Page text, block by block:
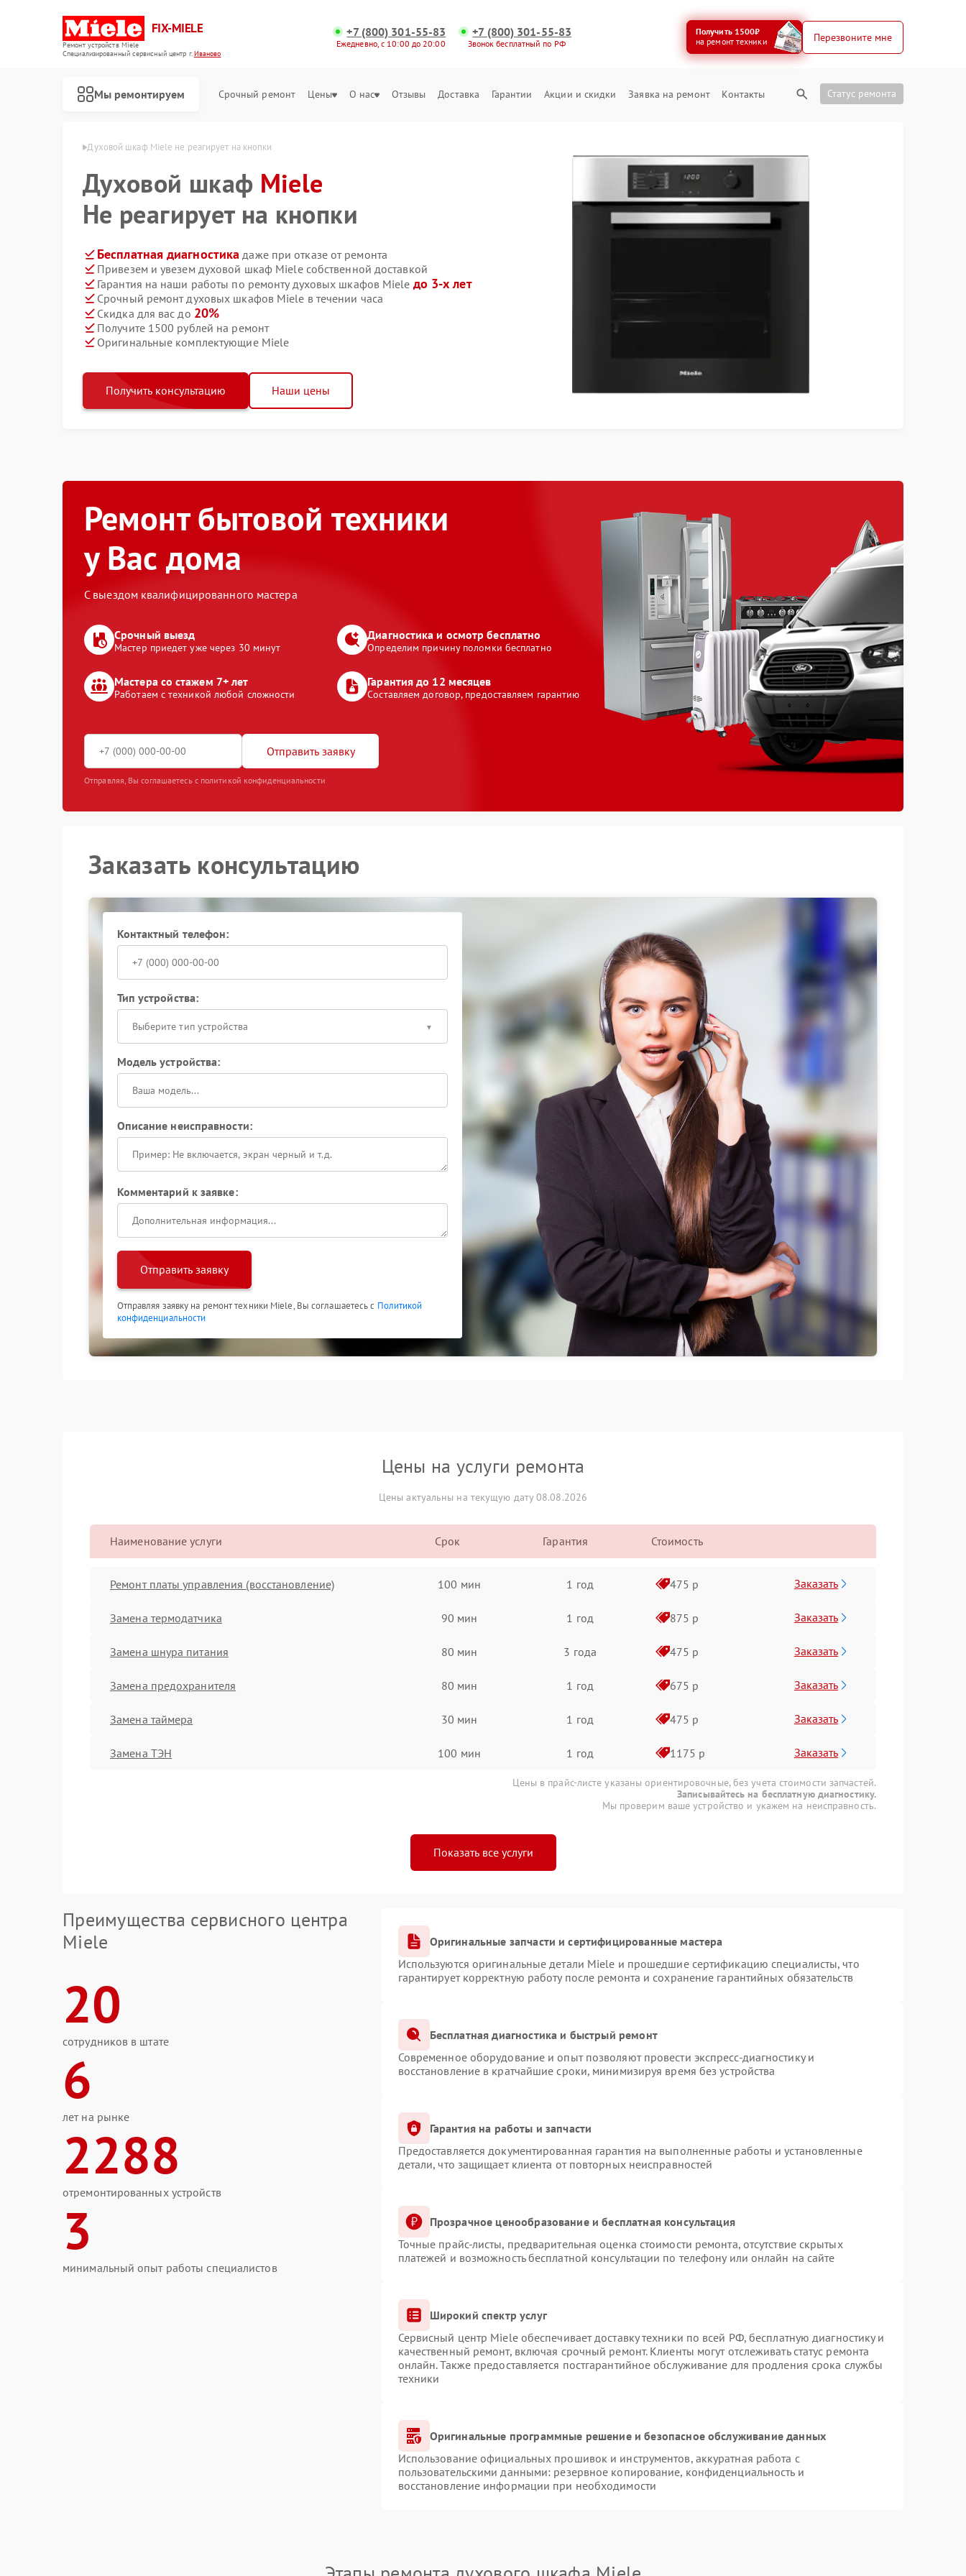
FIX-MIELE
Ремонт устройств Miele
Специализированный cервисный центр г.Иваново
+7 (800) 301-55-83
Ежедневно, с 10:00 до 20:00
+7 (800) 301-55-83
Звонок бесплатный по РФ
Получить 1500₽
на ремонт техники
Перезвоните мне
Мы ремонтируем Срочный ремонт Цены О нас Отзывы Доставка Гарантии Акции и скидки Заявка на ремонт Контакты Статус ремонта
Miele в Иванове Духовой шкаф Miele не реагирует на кнопки
Духовой шкаф Miele
Не реагирует на кнопки
Бесплатная диагностика даже при отказе от ремонта
Привезем и увезем духовой шкаф Miele собственной доставкой
Гарантия на наши работы по ремонту духовых шкафов Miele до 3-х лет
Срочный ремонт духовых шкафов Miele в течении часа
Скидка для вас до 20%
Получите 1500 рублей на ремонт
Оригинальные комплектующие Miele
Получить консультацию Наши цены
Ремонт бытовой техники
у Вас дома
С выездом квалифицированного мастера
Срочный выезд
Мастер приедет уже через 30 минут
Диагностика и осмотр бесплатно
Определим причину поломки бесплатно
Мастера со стажем 7+ лет
Работаем с техникой любой сложности
Гарантия до 12 месяцев
Составляем договор, предоставляем гарантию
Отправить заявку
Отправляя, Вы соглашаетесь с политикой конфиденциальности
Заказать консультацию
Контактный телефон:
Тип устройства:
Выберите тип устройства
Модель устройства:
Описание неисправности:
Комментарий к заявке:
Отправить заявку
Отправляя заявку на ремонт техники Miele, Вы соглашаетесь с Политикой
конфиденциальности
Цены на услуги ремонта
Цены актуальны на текущую дату 08.08.2026
Наименование услуги Срок Гарантия Стоимость
Ремонт платы управления (восстановление) 100 мин 1 год 475 р Заказать
Замена термодатчика 90 мин 1 год 875 р Заказать
Замена шнура питания 80 мин 3 года 475 р Заказать
Замена предохранителя 80 мин 1 год 675 р Заказать
Замена таймера 30 мин 1 год 475 р Заказать
Замена ТЭН 100 мин 1 год 1175 р Заказать
Цены в прайс-листе указаны ориентировочные, без учета стоимости запчастей.
Записывайтесь на бесплатную диагностику.
Мы проверим ваше устройство и укажем на неисправность.
Показать все услуги
Преимущества сервисного центра
Miele
20
сотрудников в штате
6
лет на рынке
2288
отремонтированных устройств
3
минимальный опыт работы специалистов
Оригинальные запчасти и сертифицированные мастера
Используются оригинальные детали Miele и прошедшие сертификацию специалисты, что
гарантирует корректную работу после ремонта и сохранение гарантийных обязательств
Бесплатная диагностика и быстрый ремонт
Современное оборудование и опыт позволяют провести экспресс-диагностику и
восстановление в кратчайшие сроки, минимизируя время без устройства
Гарантия на работы и запчасти
Предоставляется документированная гарантия на выполненные работы и установленные
детали, что защищает клиента от повторных неисправностей
Прозрачное ценообразование и бесплатная консультация
Точные прайс-листы, предварительная оценка стоимости ремонта, отсутствие скрытых
платежей и возможность бесплатной консультации по телефону или онлайн на сайте
Широкий спектр услуг
Сервисный центр Miele обеспечивает доставку техники по всей РФ, бесплатную диагностику и
качественный ремонт, включая срочный ремонт. Клиенты могут отслеживать статус ремонта
онлайн. Также предоставляется постгарантийное обслуживание для продления срока службы
техники
Оригинальные программные решение и безопасное обслуживание данных
Использование официальных прошивок и инструментов, аккуратная работа с
пользовательскими данными: резервное копирование, конфиденциальность и
восстановление информации при необходимости